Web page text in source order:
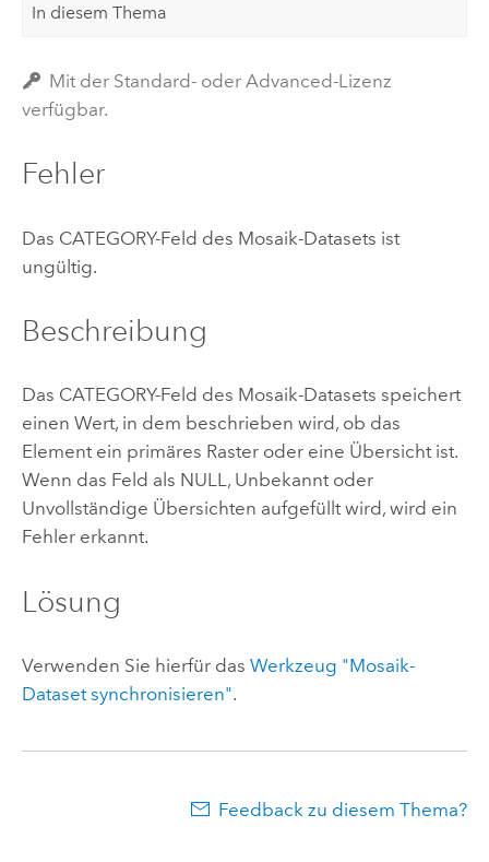
In diesem Thema
Mit der Standard- oder Advanced-Lizenz
verfügbar.
Fehler
Das CATEGORY-Feld des Mosaik-Datasets ist
ungültig.
Beschreibung
Das CATEGORY-Feld des Mosaik-Datasets speichert
einen Wert, in dem beschrieben wird, ob das
Element ein primäres Raster oder eine Übersicht ist.
Wenn das Feld als NULL, Unbekannt oder
Unvollständige Übersichten aufgefüllt wird, wird ein
Fehler erkannt.
Lösung
Verwenden Sie hierfür das Werkzeug "Mosaik-
Dataset synchronisieren".
Feedback zu diesem Thema?